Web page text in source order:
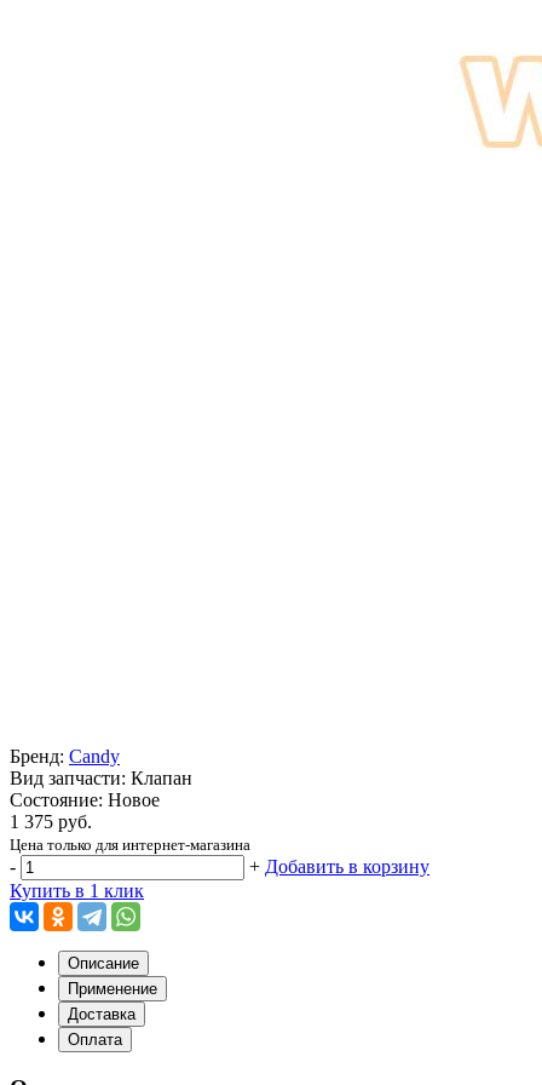
Бренд: Candy
Вид запчасти: Клапан
Состояние: Новое
1 375 руб.
Цена только для интернет-магазина
- + Добавить в корзину
Купить в 1 клик
Описание
Применение
Доставка
Оплата